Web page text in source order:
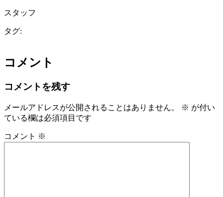
スタッフ
タグ:
コメント
コメントを残す
メールアドレスが公開されることはありません。 ※ が付い
ている欄は必須項目です
コメント ※